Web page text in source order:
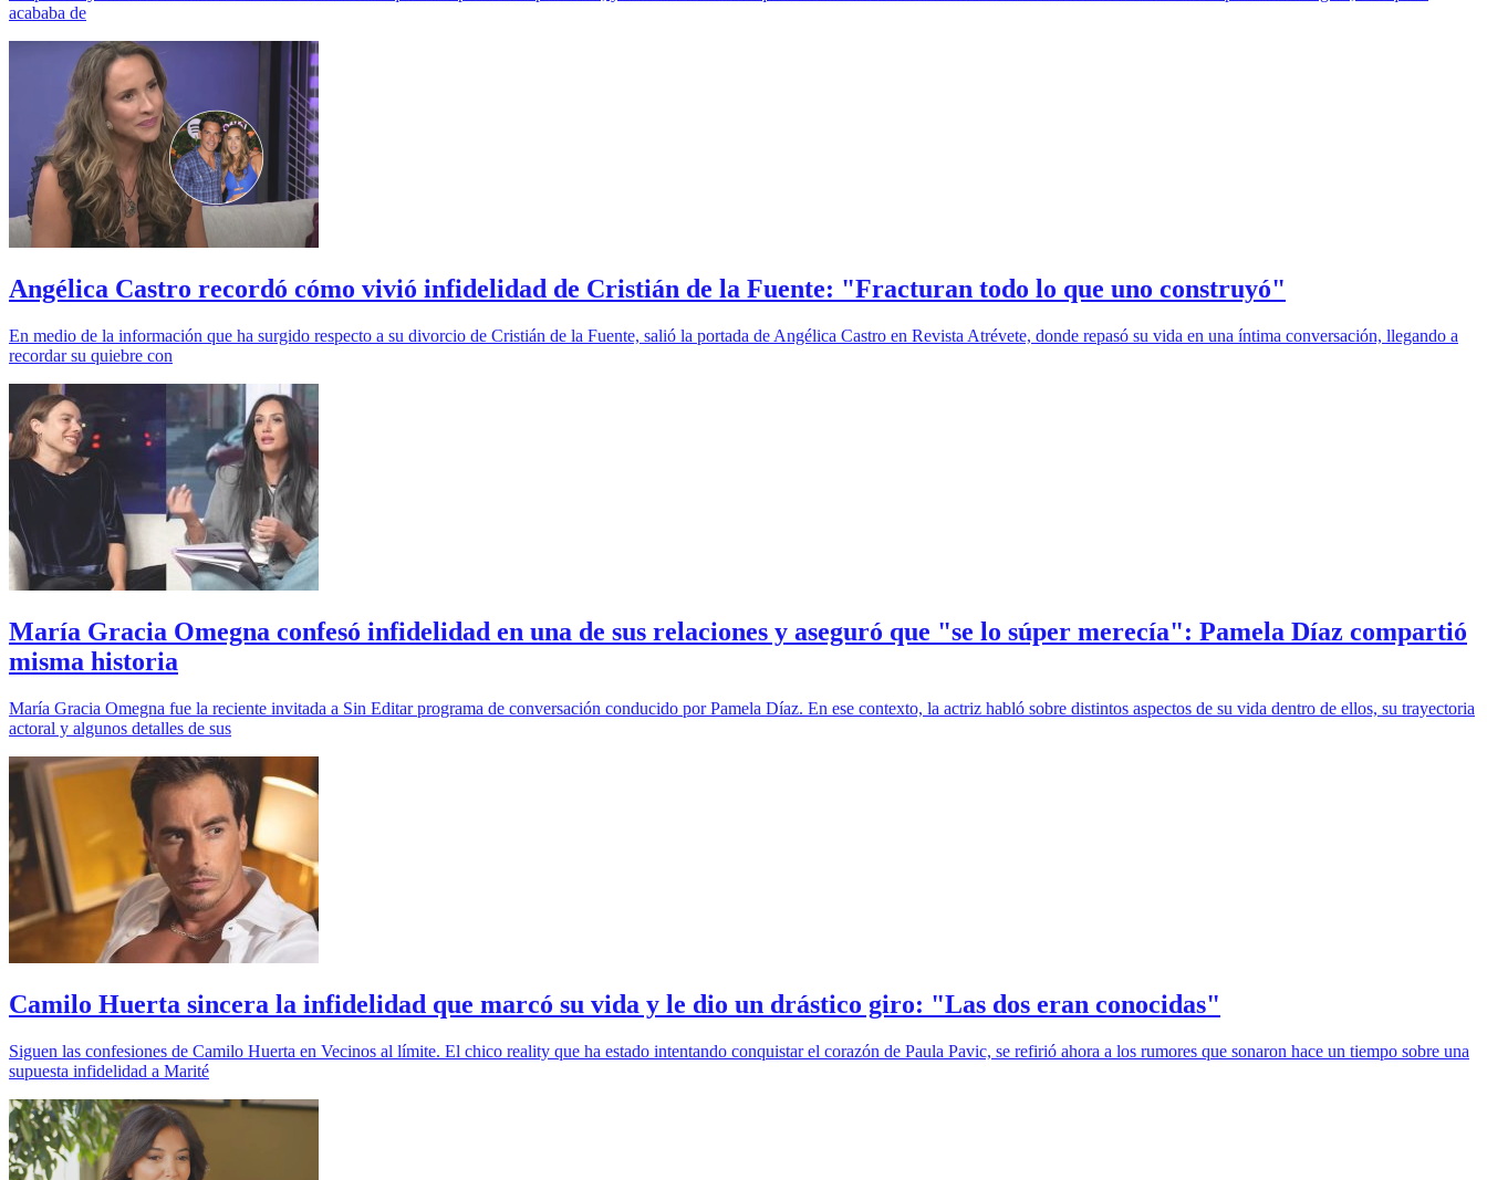
acababa de
Angélica Castro recordó cómo vivió infidelidad de Cristián de la Fuente: "Fracturan todo lo que uno construyó"
En medio de la información que ha surgido respecto a su divorcio de Cristián de la Fuente, salió la portada de Angélica Castro en Revista Atrévete, donde repasó su vida en una íntima conversación, llegando a
recordar su quiebre con
María Gracia Omegna confesó infidelidad en una de sus relaciones y aseguró que "se lo súper merecía": Pamela Díaz compartió
misma historia
María Gracia Omegna fue la reciente invitada a Sin Editar programa de conversación conducido por Pamela Díaz. En ese contexto, la actriz habló sobre distintos aspectos de su vida dentro de ellos, su trayectoria
actoral y algunos detalles de sus
Camilo Huerta sincera la infidelidad que marcó su vida y le dio un drástico giro: "Las dos eran conocidas"
Siguen las confesiones de Camilo Huerta en Vecinos al límite. El chico reality que ha estado intentando conquistar el corazón de Paula Pavic, se refirió ahora a los rumores que sonaron hace un tiempo sobre una
supuesta infidelidad a Marité